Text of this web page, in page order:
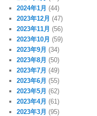
2024年1月 (44)
2023年12月 (47)
2023年11月 (56)
2023年10月 (59)
2023年9月 (34)
2023年8月 (50)
2023年7月 (49)
2023年6月 (55)
2023年5月 (62)
2023年4月 (61)
2023年3月 (95)